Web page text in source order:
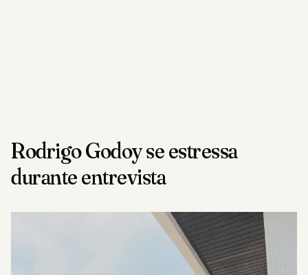
Rodrigo Godoy se estressa
durante entrevista